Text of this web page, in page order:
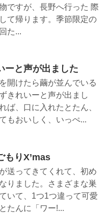
ですが、長野へ行った 際
て帰ります。季節限定の
た...
ーと声が出ました
開けたら繭が並んでいる
きれいーと声が出まし
ば、口に入れたとたん、
もおいしく、いっぺ...
もりX’mas
送ってきてくれて、初め
りました。さまざまな巣
いて、1つ1つ違って可愛
たんに「ワー!...